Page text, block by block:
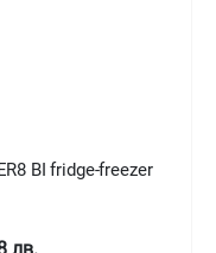
BI fridge-freezer